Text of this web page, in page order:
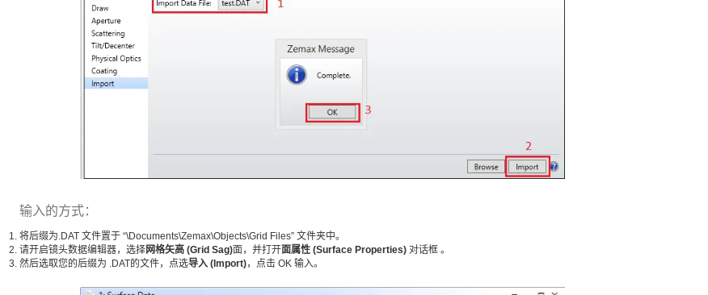
输入的方式：
将后缀为.DAT 文件置于 “\Documents\Zemax\Objects\Grid Files” 文件夹中。
请开启镜头数据编辑器，选择网格矢高 (Grid Sag)面，并打开面属性 (Surface Properties) 对话框 。
然后选取您的后缀为 .DAT的文件，点选导入 (Import)，点击 OK 输入。